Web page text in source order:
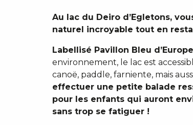
Au lac du Deiro d’Egletons,
naturel incroyable tout en
Labellisé Pavillon Bleu d’Europe
environnement, le lac est
canoë, paddle, farniente, mais
effectuer une petite balade
pour les enfants qui auront
sans trop se fatiguer !